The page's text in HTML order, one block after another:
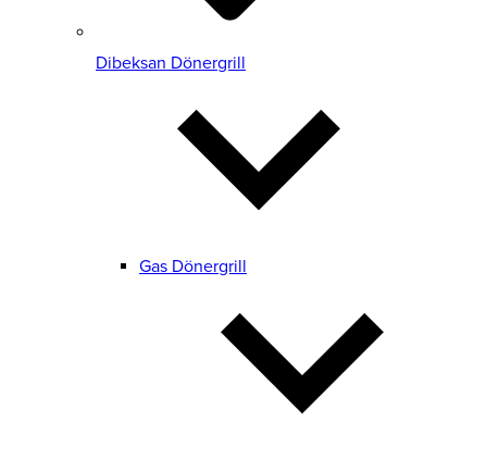
Dibeksan Dönergrill
Gas Dönergrill